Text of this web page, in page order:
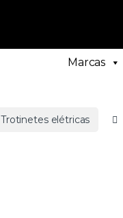
Marcas
Trotinetes elétricas